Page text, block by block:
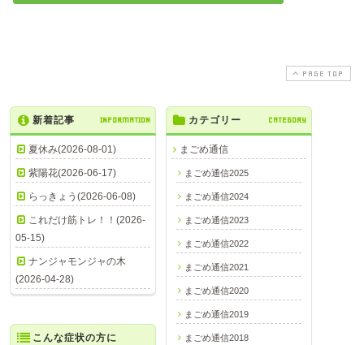
PAGE TOP
新着記事 INFORMATION
夏休み(2026-08-01)
紫陽花(2026-06-17)
らっきょう(2026-06-08)
これだけ筋トレ！！(2026-
05-15)
ナンジャモンジャの木
(2026-04-28)
カテゴリー CATEGORY
まごめ通信
まごめ通信2025
まごめ通信2024
まごめ通信2023
まごめ通信2022
まごめ通信2021
まごめ通信2020
まごめ通信2019
まごめ通信2018
こんな症状の方に